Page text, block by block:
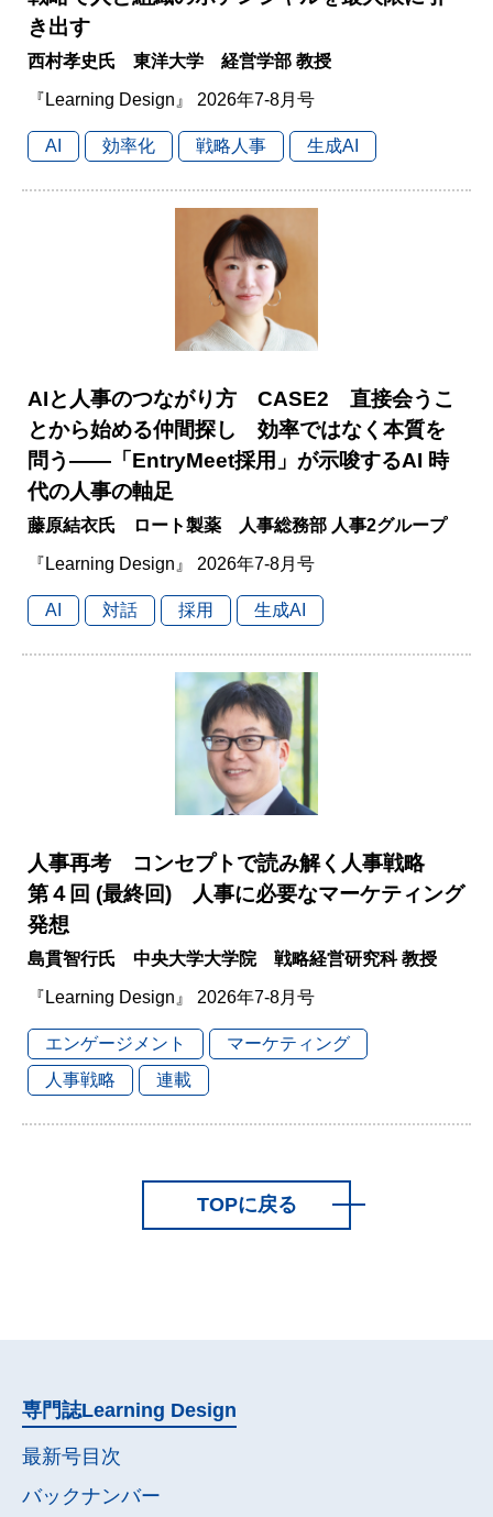
き出す
西村孝史氏 東洋大学 経営学部 教授
『Learning Design』 2026年7-8月号
AI 効率化 戦略人事 生成AI
AIと人事のつながり方 CASE2 直接会うこ
とから始める仲間探し 効率ではなく本質を
問う――「EntryMeet採用」が示唆するAI 時
代の人事の軸足
藤原結衣氏 ロート製薬 人事総務部 人事2グループ
『Learning Design』 2026年7-8月号
AI 対話 採用 生成AI
人事再考 コンセプトで読み解く人事戦略
第４回 (最終回) 人事に必要なマーケティング
発想
島貫智行氏 中央大学大学院 戦略経営研究科 教授
『Learning Design』 2026年7-8月号
エンゲージメント
マーケティング
人事戦略
連載
TOPに戻る
専門誌Learning Design
最新号目次
バックナンバー